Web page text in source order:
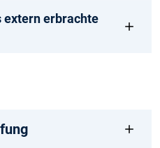
extern erbrachte